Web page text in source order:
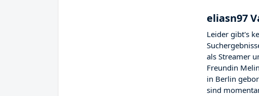
eliasn97
Leider gibt's
als Streamer
Freundin
in Berlin
sind